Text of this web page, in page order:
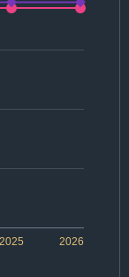
2026
2025